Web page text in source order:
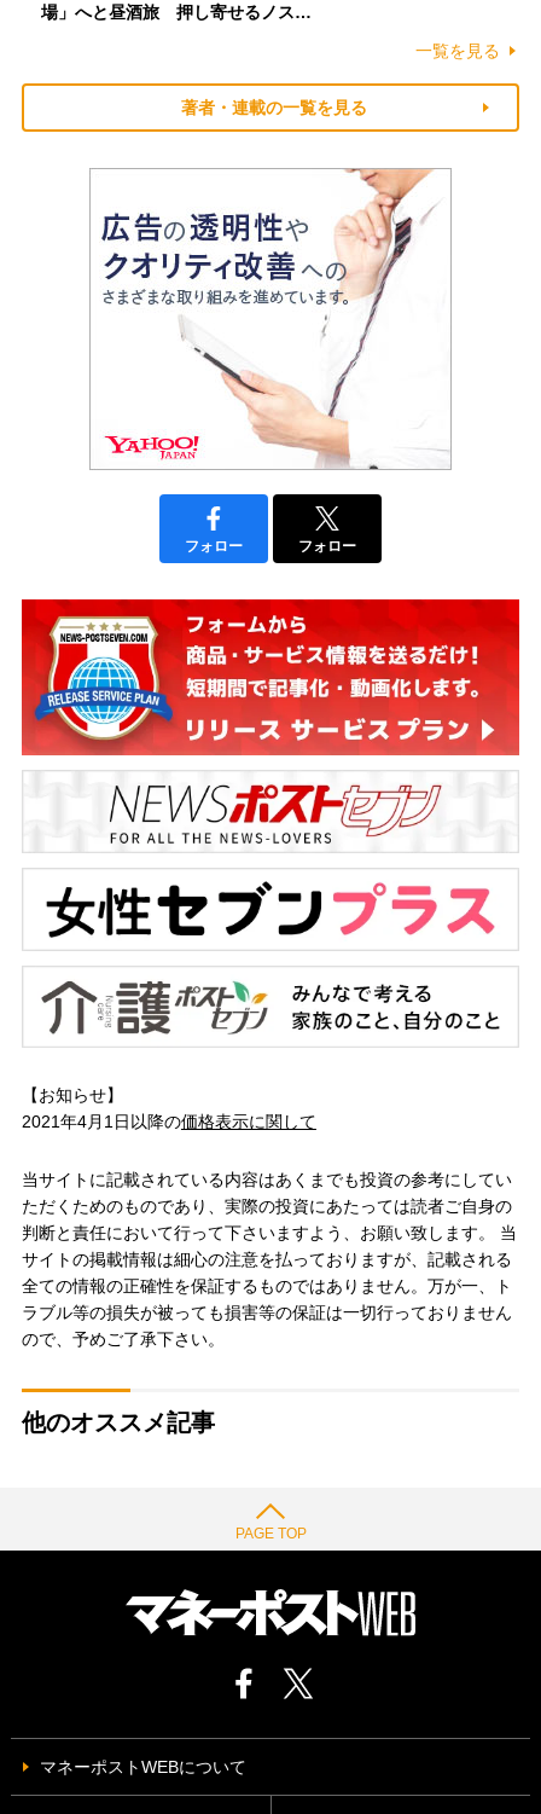
場」へと昼酒旅 押し寄せるノス…
一覧を見る
著者・連載の一覧を見る
フォロー フォロー
【お知らせ】
2021年4月1日以降の価格表示に関して
当サイトに記載されている内容はあくまでも投資の参考にしてい
ただくためのものであり、実際の投資にあたっては読者ご自身の
判断と責任において行って下さいますよう、お願い致します。 当
サイトの掲載情報は細心の注意を払っておりますが、記載される
全ての情報の正確性を保証するものではありません。万が一、ト
ラブル等の損失が被っても損害等の保証は一切行っておりません
ので、予めご了承下さい。
他のオススメ記事
PAGE TOP
マネーポストWEBについて